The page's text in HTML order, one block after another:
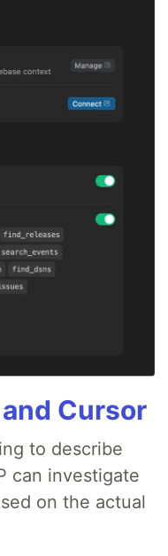
Cursor
to describe
can investigate
on the actual